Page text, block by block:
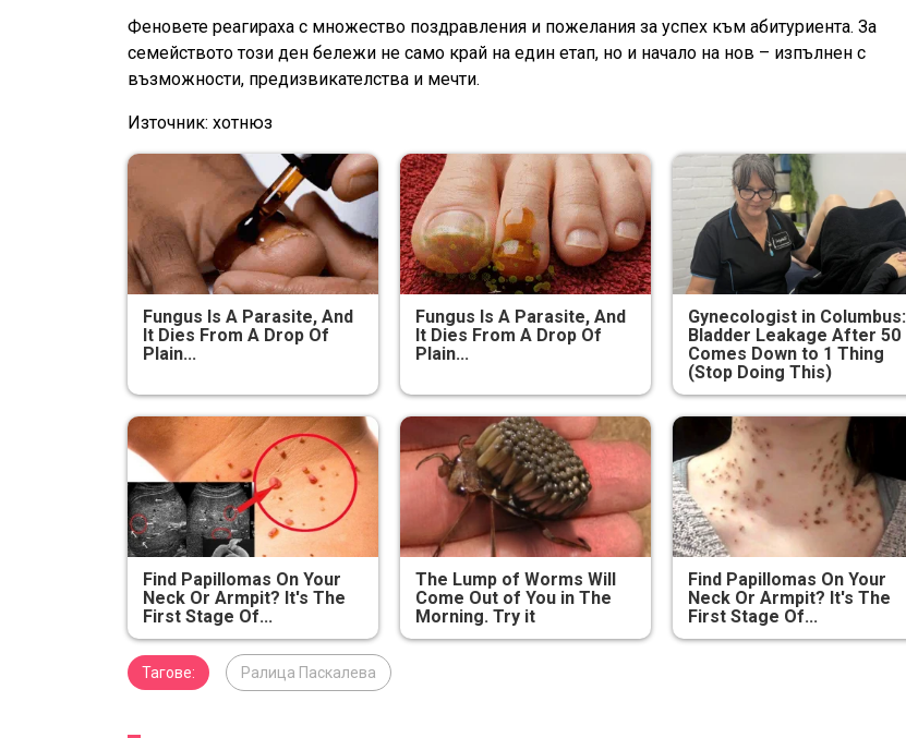
Феновете реагираха с множество поздравления и пожелания за успех към абитуриента. За
семейството този ден бележи не само край на един етап, но и начало на нов – изпълнен с
възможности, предизвикателства и мечти.
Източник: хотнюз
Fungus Is A Parasite, And
It Dies From A Drop Of
Plain...
Fungus Is A Parasite, And
It Dies From A Drop Of
Plain...
Gynecologist in Columbus:
Bladder Leakage After 50
Comes Down to 1 Thing
(Stop Doing This)
Find Papillomas On Your
Neck Or Armpit? It's The
First Stage Of...
The Lump of Worms Will
Come Out of You in The
Morning. Try it
Find Papillomas On Your
Neck Or Armpit? It's The
First Stage Of...
Тагове: Ралица Паскалева